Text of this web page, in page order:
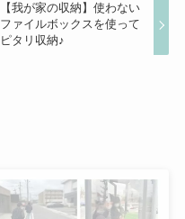
【我が家の収納】使わない
ファイルボックスを使って
ピタリ収納♪